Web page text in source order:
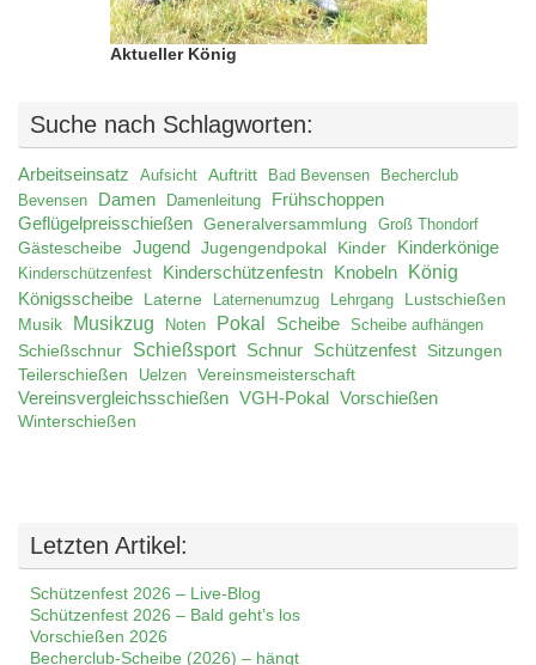
Aktueller König
Suche nach Schlagworten:
Arbeitseinsatz Aufsicht Auftritt Bad Bevensen
Becherclub
Bevensen
Damen Damenleitung Frühschoppen
Geflügelpreisschießen Generalversammlung
Groß Thondorf
Gästescheibe
Jugend Jugengendpokal Kinder Kinderkönige
Kinderschützenfest Kinderschützenfestn Knobeln
König
Königsscheibe
Laterne Laternenumzug Lehrgang
Lustschießen
Musik
Musikzug Noten Pokal Scheibe Scheibe aufhängen
Schießschnur
Schießsport Schnur Schützenfest Sitzungen
Teilerschießen Uelzen Vereinsmeisterschaft
Vereinsvergleichsschießen VGH-Pokal
Vorschießen
Winterschießen
Letzten Artikel:
Schützenfest 2026 – Live-Blog
Schützenfest 2026 – Bald geht’s los
Vorschießen 2026
Becherclub-Scheibe (2026) – hängt